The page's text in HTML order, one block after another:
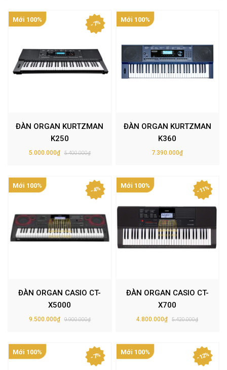
- 7%
Mới 100%
ĐÀN ORGAN KURTZMAN
K250
5.000.000₫ 5.400.000₫
Mới 100%
ĐÀN ORGAN KURTZMAN
K360
7.390.000₫
- 4%
Mới 100%
ĐÀN ORGAN CASIO CT-
X5000
9.500.000₫ 9.900.000₫
- 11%
Mới 100%
ĐÀN ORGAN CASIO CT-
X700
4.800.000₫ 5.420.000₫
- 7%
Mới 100% - 12%
Mới 100%